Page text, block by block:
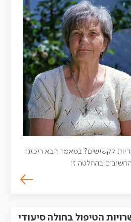
לקשישים? במאמר הבא ריכזנו
בהחלטה זו
הטיפול בחולה סיעודי